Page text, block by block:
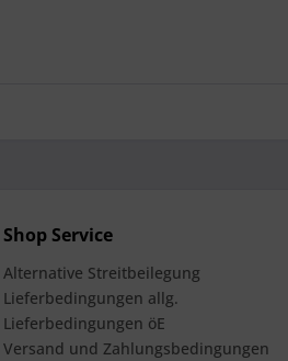
Shop Service
Alternative Streitbeilegung
Lieferbedingungen allg.
Lieferbedingungen öE
Versand und Zahlungsbedingungen